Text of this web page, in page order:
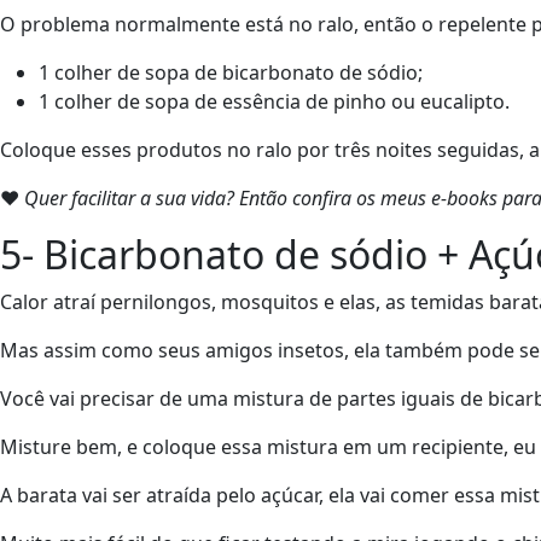
O problema normalmente está no ralo, então o repelente
1 colher de sopa de bicarbonato de sódio;
1 colher de sopa de essência de pinho ou eucalipto.
Coloque esses produtos no ralo por três noites seguidas,
❤ Quer facilitar a sua vida? Então confira os meus e-books
5- Bicarbonato de sódio +
Calor atraí pernilongos, mosquitos e elas, as temidas
Mas assim como seus amigos insetos, ela também pode
Você vai precisar de uma mistura de partes iguais de
Misture bem, e coloque essa mistura em um recipiente,
A barata vai ser atraída pelo açúcar, ela vai comer essa